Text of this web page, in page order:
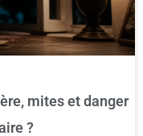
mites et danger
?